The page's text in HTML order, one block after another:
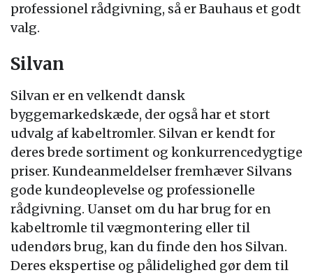
professionel rådgivning, så er Bauhaus et godt
valg.
Silvan
Silvan er en velkendt dansk
byggemarkedskæde, der også har et stort
udvalg af kabeltromler. Silvan er kendt for
deres brede sortiment og konkurrencedygtige
priser. Kundeanmeldelser fremhæver Silvans
gode kundeoplevelse og professionelle
rådgivning. Uanset om du har brug for en
kabeltromle til vægmontering eller til
udendørs brug, kan du finde den hos Silvan.
Deres ekspertise og pålidelighed gør dem til